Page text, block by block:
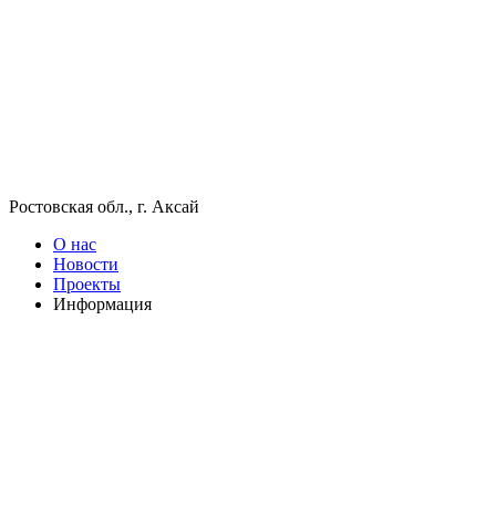
Ростовская обл., г. Аксай
О нас
Новости
Проекты
Информация